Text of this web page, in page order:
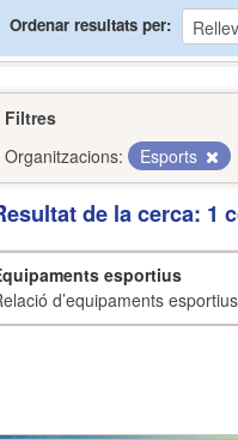
Ordenar resultats per
Filtres
Organitzacions:
Esports
de la cerca: 1
esportius
d’equipaments